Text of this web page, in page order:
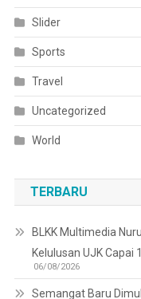
Slider
Sports
Travel
Uncategorized
World
TERBARU
BLKK Multimedia
Kelulusan UJK Capai
06/08/2026
Semangat Baru